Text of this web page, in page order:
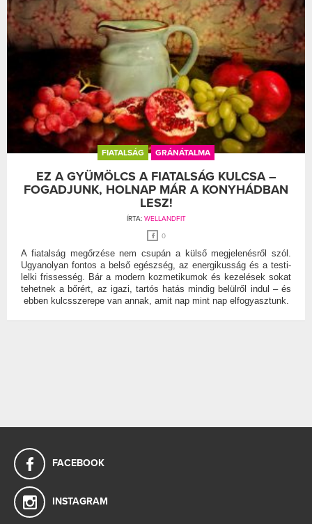
FIATALSÁG GRÁNÁTALMA
EZ A GYÜMÖLCS A FIATALSÁG KULCSA –
FOGADJUNK, HOLNAP MÁR A KONYHÁDBAN
LESZ!
ÍRTA: WELLANDFIT
0
A fiatalság megőrzése nem csupán a külső megjelenésről szól.
Ugyanolyan fontos a belső egészség, az energikusság és a testi-
lelki frissesség. Bár a modern kozmetikumok és kezelések sokat
tehetnek a bőrért, az igazi, tartós hatás mindig belülről indul – és
ebben kulcsszerepe van annak, amit nap mint nap elfogyasztunk.
FACEBOOK
INSTAGRAM